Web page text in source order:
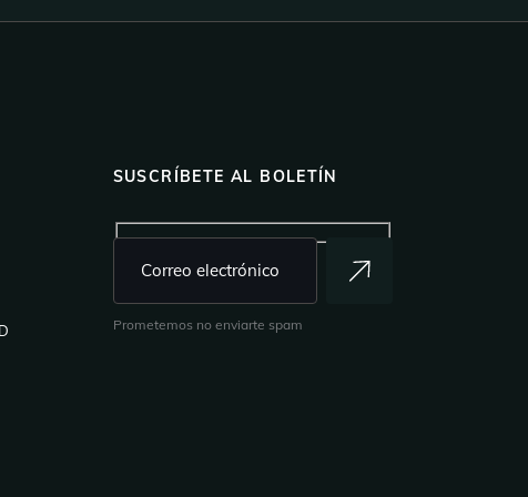
SUSCRÍBETE AL BOLETÍN
Prometemos no enviarte spam